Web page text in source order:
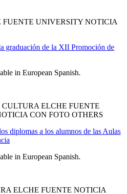
FUENTE UNIVERSITY NOTICIA
graduación de la XII Promoción de
in European Spanish.
ELCHE FUENTE
CON FOTO OTHERS
diplomas a los alumnos de las Aulas
in European Spanish.
ELCHE FUENTE NOTICIA